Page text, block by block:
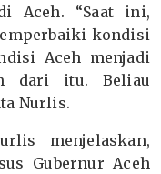
Aceh. “Saat ini,
kondisi
Aceh menjadi
dari itu. Beliau
Nurlis.
menjelaskan,
Gubernur Aceh